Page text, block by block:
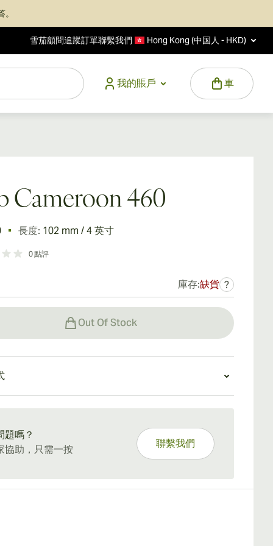
雪茄顧問追蹤訂單聯繫我們 Hong Kong (中国人 - HKD)
我的賬戶 車
Cameroon 460
長度: 102 mm / 4 英寸
0點評
庫存:缺貨 ?
Out Of Stock
題嗎？
協助，只需一按
聯繫我們